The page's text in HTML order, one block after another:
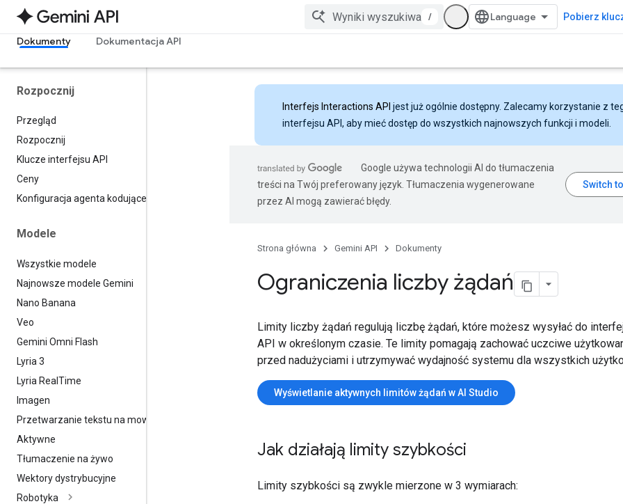
/ Pobierz
Dokumenty Dokumentacja API
Rozpocznij
Przegląd
Rozpocznij
Klucze interfejsu API
Ceny
Konfiguracja agenta kodującego
Modele
Wszystkie modele
Najnowsze modele Gemini
Nano Banana
Veo
Gemini Omni Flash
Lyria 3
Lyria Real Time
Imagen
Przetwarzanie tekstu na mowę
Aktywne
Tłumaczenie na żywo
Wektory dystrybucyjne
Robotyka
Interfejs Interactions API jest już ogólnie dostępny. Zalecamy korzystanie z
interfejsu API, aby mieć dostęp do wszystkich najnowszych funkcji i modeli.
Google używa technologii AI do tłumaczenia
treści na Twój preferowany język. Tłumaczenia wygenerowane
przez AI mogą zawierać błędy.
Strona główna Gemini API Dokumenty
Ograniczenia liczby żądań
Limity liczby żądań regulują liczbę żądań, które możesz wysyłać do
API w określonym czasie. Te limity pomagają zachować uczciwe
przed nadużyciami i utrzymywać wydajność systemu dla wszystkich
Wyświetlanie aktywnych limitów żądań w AI Studio
Jak działają limity szybkości
Limity szybkości są zwykle mierzone w 3 wymiarach: